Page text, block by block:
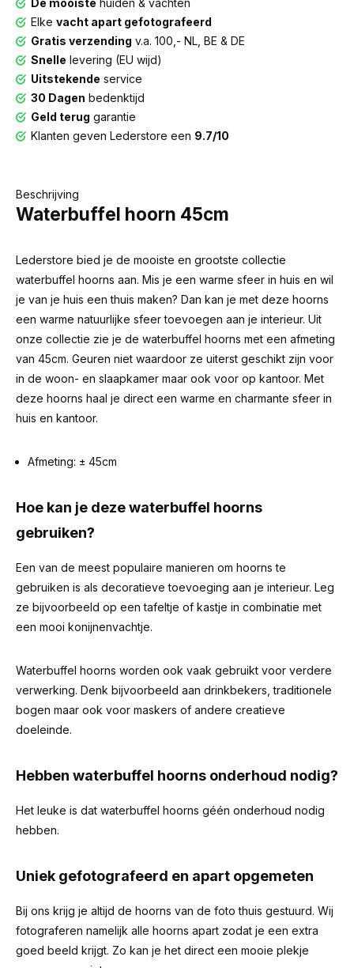
De mooiste huiden & vachten
Elke vacht apart gefotografeerd
Gratis verzending v.a. 100,- NL, BE & DE
Snelle levering (EU wijd)
Uitstekende service
30 Dagen bedenktijd
Geld terug garantie
Klanten geven Lederstore een 9.7/10
Beschrijving
Waterbuffel hoorn 45cm
Lederstore bied je de mooiste en grootste collectie
waterbuffel hoorns aan. Mis je een warme sfeer in huis en wil
je van je huis een thuis maken? Dan kan je met deze hoorns
een warme natuurlijke sfeer toevoegen aan je interieur. Uit
onze collectie zie je de waterbuffel hoorns met een afmeting
van 45cm. Geuren niet waardoor ze uiterst geschikt zijn voor
in de woon- en slaapkamer maar ook voor op kantoor. Met
deze hoorns haal je direct een warme en charmante sfeer in
huis en kantoor.
Afmeting: ± 45cm
Hoe kan je deze waterbuffel hoorns
gebruiken?
Een van de meest populaire manieren om hoorns te
gebruiken is als decoratieve toevoeging aan je interieur. Leg
ze bijvoorbeeld op een tafeltje of kastje in combinatie met
een mooi konijnenvachtje.
Waterbuffel hoorns worden ook vaak gebruikt voor verdere
verwerking. Denk bijvoorbeeld aan drinkbekers, traditionele
bogen maar ook voor maskers of andere creatieve
doeleinde.
Hebben waterbuffel hoorns onderhoud nodig?
Het leuke is dat waterbuffel hoorns géén onderhoud nodig
hebben.
Uniek gefotografeerd en apart opgemeten
Bij ons krijg je altijd de hoorns van de foto thuis gestuurd. Wij
fotograferen namelijk alle hoorns apart zodat je een extra
goed beeld krijgt. Zo kan je het direct een mooie plekje